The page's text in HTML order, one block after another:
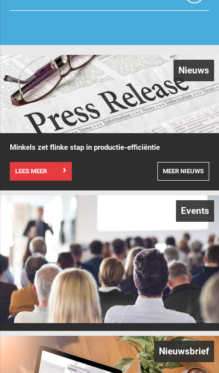
Nieuws
Minkels zet flinke stap in productie-efficiëntie
LEES MEER MEER NIEUWS
Events
Nieuwsbrief